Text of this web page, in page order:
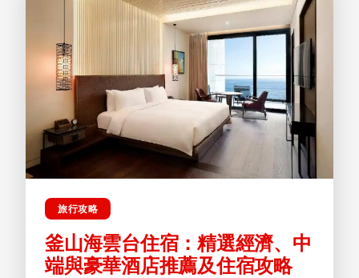
旅行攻略
釜山海雲台住宿：精選經濟、中
端與豪華酒店推薦及住宿攻略